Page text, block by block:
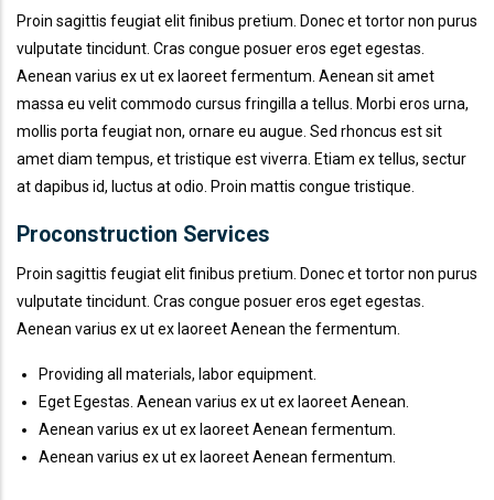
Proin sagittis feugiat elit finibus pretium. Donec et tortor non purus
vulputate tincidunt. Cras congue posuer eros eget egestas.
Aenean varius ex ut ex laoreet fermentum. Aenean sit amet
massa eu velit commodo cursus fringilla a tellus. Morbi eros urna,
mollis porta feugiat non, ornare eu augue. Sed rhoncus est sit
amet diam tempus, et tristique est viverra. Etiam ex tellus, sectur
at dapibus id, luctus at odio. Proin mattis congue tristique.
Proconstruction Services
Proin sagittis feugiat elit finibus pretium. Donec et tortor non purus
vulputate tincidunt. Cras congue posuer eros eget egestas.
Aenean varius ex ut ex laoreet Aenean the fermentum.
Providing all materials, labor equipment.
Eget Egestas. Aenean varius ex ut ex laoreet Aenean.
Aenean varius ex ut ex laoreet Aenean fermentum.
Aenean varius ex ut ex laoreet Aenean fermentum.